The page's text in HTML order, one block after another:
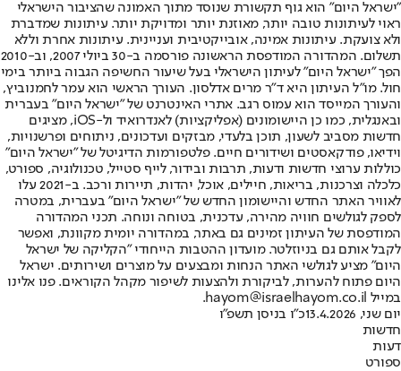
"ישראל היום" הוא גוף תקשורת שנוסד מתוך האמונה שהציבור הישראלי
ראוי לעיתונות טובה יותר, מאוזנת יותר ומדויקת יותר. עיתונות שמדברת
ולא צועקת. עיתונות אמינה, אובייקטיבית ועניינית. עיתונות אחרת וללא
תשלום. המהדורה המודפסת הראשונה פורסמה ב-30 ביולי 2007, וב-2010
הפך "ישראל היום" לעיתון הישראלי בעל שיעור החשיפה הגבוה ביותר בימי
חול. מו"ל העיתון היא ד"ר מרים אדלסון. העורך הראשי הוא עמר לחמנוביץ,
והעורך המייסד הוא עמוס רגב. אתרי האינטרנט של "ישראל היום" בעברית
ובאנגלית, כמו כן היישומונים (אפליקציות) לאנדרואיד ול-iOS, מציגים
חדשות מסביב לשעון, תוכן בלעדי, מבזקים ועדכונים, ניתוחים ופרשנויות,
וידיאו, פודקאסטים ושידורים חיים. פלטפורמות הדיגיטל של "ישראל היום"
כוללות ערוצי חדשות ודעות, תרבות ובידור, לייף סטייל, טכנולוגיה, ספורט,
כלכלה וצרכנות, בריאות, חיילים, אוכל, יהדות, תיירות ורכב. ב-2021 עלו
לאוויר האתר החדש והיישומון החדש של "ישראל היום" בעברית, במטרה
לספק לגולשים חוויה מהירה, עדכנית, בטוחה ונוחה. תכני המהדורה
המודפסת של העיתון זמינים גם באתר, במהדורה יומית מקוונת, ואפשר
לקבל אותם גם בניוזלטר. מועדון ההטבות הייחודי "הקליקה של ישראל
היום" מציע לגולשי האתר הנחות ומבצעים על מוצרים ושירותים. ישראל
היום פתוח להערות, לביקורת ולהצעות לשיפור מקהל הקוראים. פנו אלינו
במייל hayom@israelhayom.co.il.
יום שני, 13.4.2026
כ"ו בניסן תשפ"ו
חדשות
דעות
ספורט